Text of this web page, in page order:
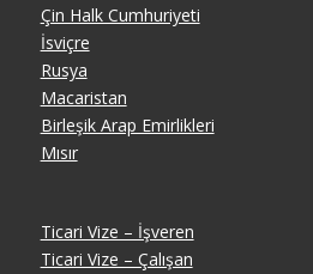
Çin Halk Cumhuriyeti
İsviçre
Rusya
Macaristan
Birleşik Arap Emirlikleri
Mısır
Ticari Vize – İşveren
Ticari Vize – Çalışan